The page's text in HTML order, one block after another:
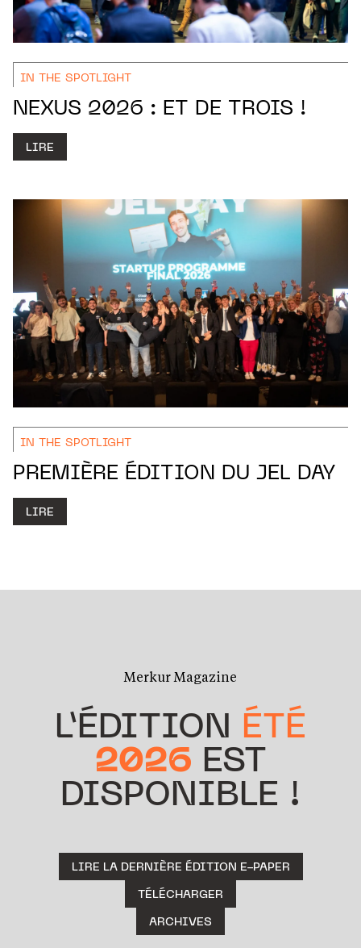
IN THE SPOTLIGHT
NEXUS 2026 : ET DE TROIS !
LIRE
IN THE SPOTLIGHT
PREMIÈRE ÉDITION DU JEL DAY
LIRE
Merkur Magazine
L’ÉDITION ÉTÉ
2026 EST
DISPONIBLE !
LIRE LA DERNIÈRE ÉDITION E-PAPER
TÉLÉCHARGER
ARCHIVES